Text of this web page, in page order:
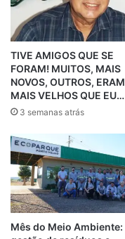
TIVE AMIGOS QUE SE
FORAM! MUITOS, MAIS
NOVOS, OUTROS, ERAM
MAIS VELHOS QUE EU…
3 semanas atrás
Mês do Meio Ambiente: